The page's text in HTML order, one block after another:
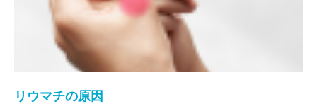
リウマチの原因